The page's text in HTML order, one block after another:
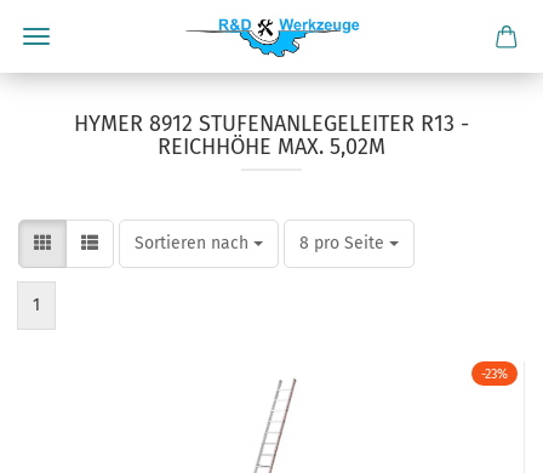
HYMER 8912 STUFENANLEGELEITER R13 -
REICHHÖHE MAX. 5,02M
Sortieren nach
Sortieren nach 8 pro Seite
pro Seite
1
-23%